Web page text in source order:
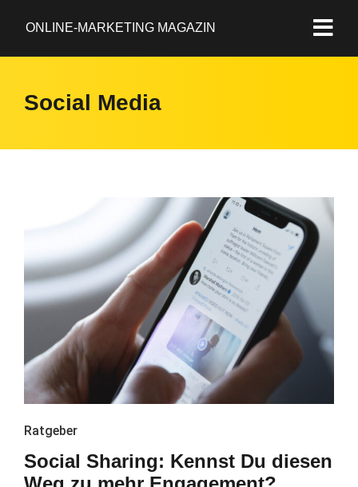
ONLINE-MARKETING MAGAZIN
Social Media
Ratgeber
Social Sharing: Kennst Du diesen